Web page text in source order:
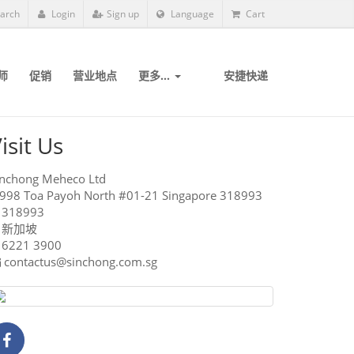
Login Sign up Language Cart
促销 营业地点 更多... 安捷快递
Us
Meheco Ltd
998 Toa Payoh North #01-21 Singapore 318993
318993
加坡
6221 3900
contactus@sinchong.com.sg